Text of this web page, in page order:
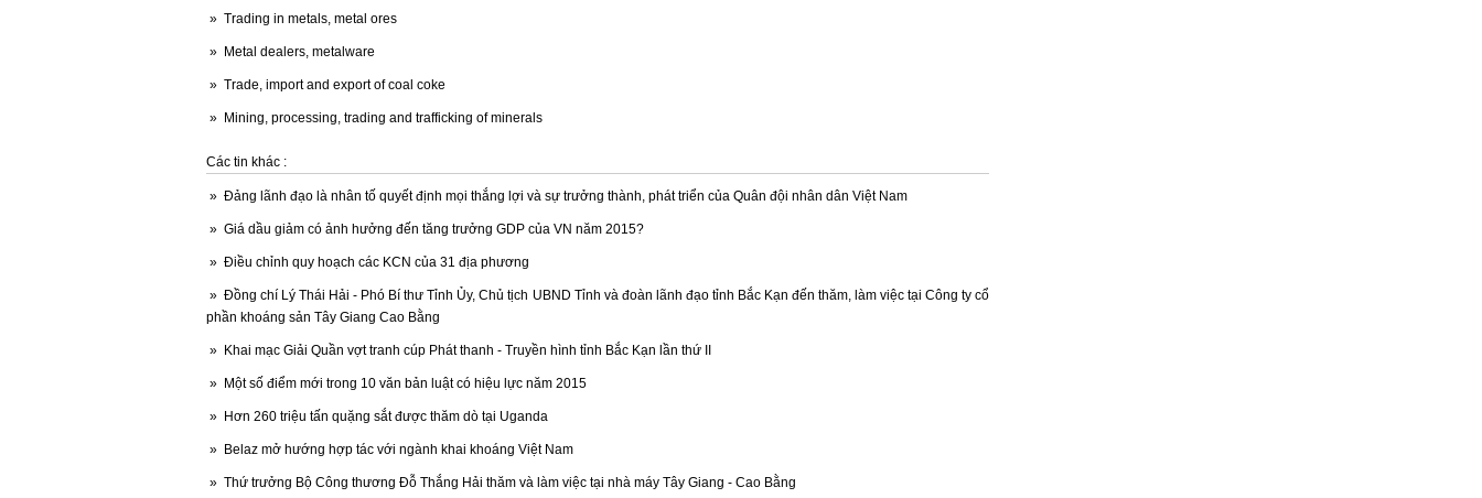
» Trading in metals, metal ores
» Metal dealers, metalware
» Trade, import and export of coal coke
» Mining, processing, trading and trafficking of minerals
Các tin khác :
» Đảng lãnh đạo là nhân tố quyết định mọi thắng lợi và sự trưởng thành, phát triển của Quân đội nhân dân Việt Nam
» Giá dầu giảm có ảnh hưởng đến tăng trưởng GDP của VN năm 2015?
» Điều chỉnh quy hoạch các KCN của 31 địa phương
» Đồng chí Lý Thái Hải - Phó Bí thư Tỉnh Ủy, Chủ tịch UBND Tỉnh và đoàn lãnh đạo tỉnh Bắc Kạn đến thăm, làm việc tại Công ty cổ
phần khoáng sản Tây Giang Cao Bằng
» Khai mạc Giải Quần vợt tranh cúp Phát thanh - Truyền hình tỉnh Bắc Kạn lần thứ II
» Một số điểm mới trong 10 văn bản luật có hiệu lực năm 2015
» Hơn 260 triệu tấn quặng sắt được thăm dò tại Uganda
» Belaz mở hướng hợp tác với ngành khai khoáng Việt Nam
» Thứ trưởng Bộ Công thương Đỗ Thắng Hải thăm và làm việc tại nhà máy Tây Giang - Cao Bằng